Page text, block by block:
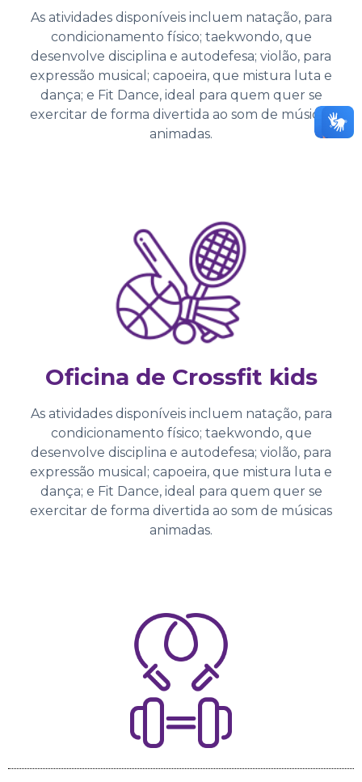
As atividades disponíveis incluem natação, para
condicionamento físico; taekwondo, que
desenvolve disciplina e autodefesa; violão, para
expressão musical; capoeira, que mistura luta e
dança; e Fit Dance, ideal para quem quer se
exercitar de forma divertida ao som de músicas
animadas.
Oficina de Crossfit kids
As atividades disponíveis incluem natação, para
condicionamento físico; taekwondo, que
desenvolve disciplina e autodefesa; violão, para
expressão musical; capoeira, que mistura luta e
dança; e Fit Dance, ideal para quem quer se
exercitar de forma divertida ao som de músicas
animadas.